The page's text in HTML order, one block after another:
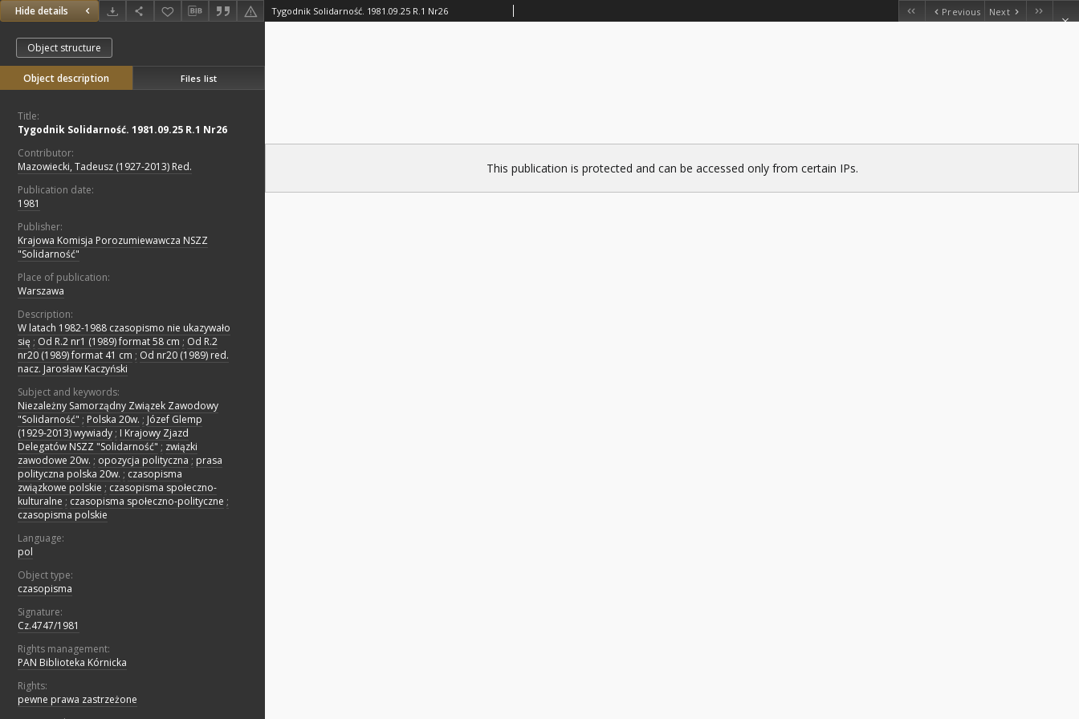
Hide details Tygodnik Solidarność. 1981.09.25 R.1 Nr26 Previous Next
Object structure
Object description Files list
Title:
Tygodnik Solidarność. 1981.09.25 R.1 Nr26
Contributor:
Mazowiecki, Tadeusz (1927-2013) Red.
Publication date:
1981
Publisher:
Krajowa Komisja Porozumiewawcza NSZZ
"Solidarność"
Place of publication:
Warszawa
Description:
W latach 1982-1988 czasopismo nie ukazywało
się ; Od R.2 nr1 (1989) format 58 cm ; Od R.2
nr20 (1989) format 41 cm ; Od nr20 (1989) red.
nacz. Jarosław Kaczyński
Subject and keywords:
Niezależny Samorządny Związek Zawodowy
"Solidarność" ; Polska 20w. ; Józef Glemp
(1929-2013) wywiady ; I Krajowy Zjazd
Delegatów NSZZ "Solidarność" ; związki
zawodowe 20w. ; opozycja polityczna ; prasa
polityczna polska 20w. ; czasopisma
związkowe polskie ; czasopisma społeczno-
kulturalne ; czasopisma społeczno-polityczne ;
czasopisma polskie
Language:
pol
Object type:
czasopisma
Signature:
Cz.4747/1981
Rights management:
PAN Biblioteka Kórnicka
Rights:
pewne prawa zastrzeżone
This publication is protected and can be accessed only from certain IPs.